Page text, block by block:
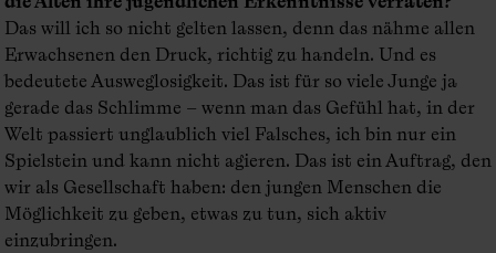
Das will ich so nicht gelten lassen, denn das nähme allen
Erwachsenen den Druck, richtig zu handeln. Und es
bedeutete Ausweglosigkeit. Das ist für so viele Junge ja
gerade das Schlimme – wenn man das Gefühl hat, in der
Welt passiert unglaublich viel Falsches, ich bin nur ein
Spielstein und kann nicht agieren. Das ist ein Auftrag, den
wir als Gesellschaft haben: den jungen Menschen die
Möglichkeit zu geben, etwas zu tun, sich aktiv
einzubringen.